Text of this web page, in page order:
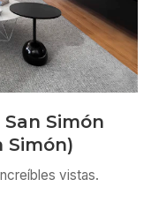
Simón
Simón)
vistas.